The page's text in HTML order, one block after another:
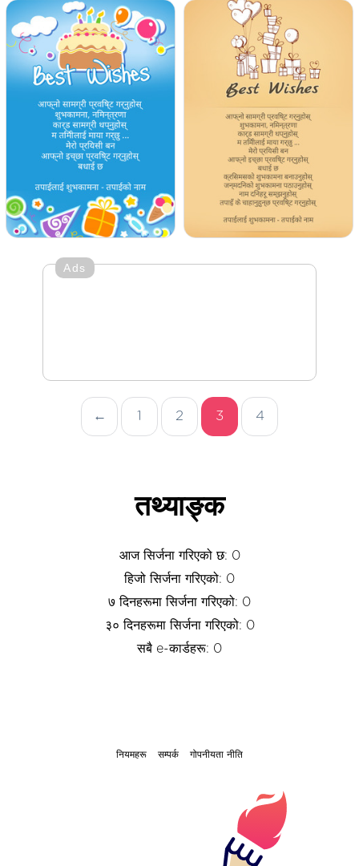
Ads
← 1 2 3 4
तथ्याङ्क
आज सिर्जना गरिएको छ: 0
हिजो सिर्जना गरिएको: 0
७ दिनहरूमा सिर्जना गरिएको: 0
३० दिनहरूमा सिर्जना गरिएको: 0
सबै e-कार्डहरू: 0
नियमहरू सम्पर्क गोपनीयता नीति